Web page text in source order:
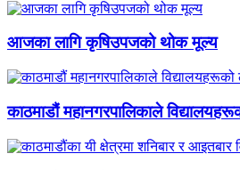
आजका लागि कृषिउपजको थोक मूल्य
काठमाडौं महानगरपालिकाले